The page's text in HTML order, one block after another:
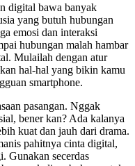
digital bawa banyak
yang butuh hubungan
emosi dan interaksi
hubungan malah hambar
Mulailah dengan atur
hal-hal yang bikin kamu
smartphone.
pasangan. Nggak
bener kan? Ada kalanya
kuat dan jauh dari drama.
pahitnya cinta digital,
Gunakan secerdas